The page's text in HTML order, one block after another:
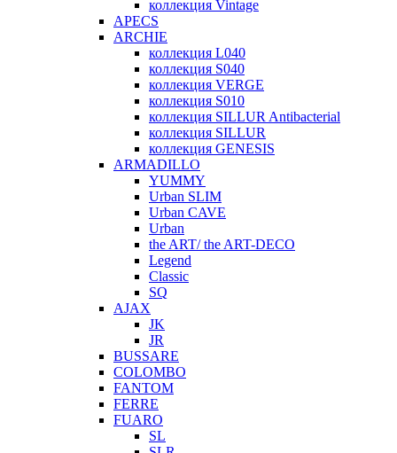
коллекция Vintage
APECS
ARCHIE
коллекция L040
коллекция S040
коллекция VERGE
коллекция S010
коллекция SILLUR Antibacterial
коллекция SILLUR
коллекция GENESIS
ARMADILLO
YUMMY
Urban SLIM
Urban CAVE
Urban
the ART/ the ART-DECO
Legend
Classic
SQ
AJAX
JK
JR
BUSSARE
COLOMBO
FANTOM
FERRE
FUARO
SL